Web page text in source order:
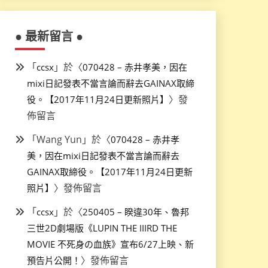
● 最新留言 ●
「ccsx」於〈070428 – 赤井孝美，因在
mixi日記發表不當言論而辭去GAINAX取締
役。【2017年11月24日更新照片】 〉發
佈留言
「Wang Yun 」於〈070428 – 赤井孝
美，因在mixi日記發表不當言論而辭去
GAINAX取締役。【2017年11月24日更新
照片】 〉發佈留言
「ccsx」於〈250405 – 睽違30年、魯邦
三世2D劇場版《LUPIN THE IIIRD THE
MOVIE 不死身の血族》宣布6/27上映、新
預告片公開！ 〉發佈留言